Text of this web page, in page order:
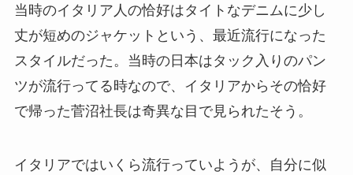
当時のイタリア人の恰好はタイトなデニムに少し
丈が短めのジャケットという、最近流行になった
スタイルだった。当時の日本はタック入りのパン
ツが流行ってる時なので、イタリアからその恰好
で帰った菅沼社長は奇異な目で見られたそう。
イタリアではいくら流行っていようが、自分に似